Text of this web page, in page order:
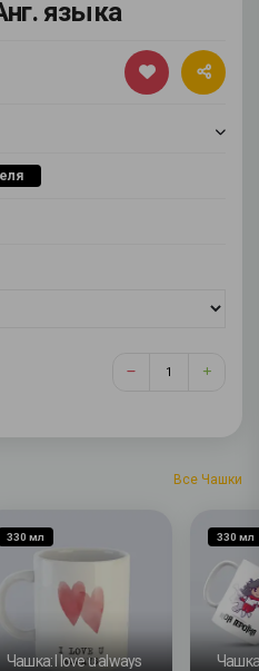
языка
Все Чашки
330 мл
Чашка: I love u always
330 мл